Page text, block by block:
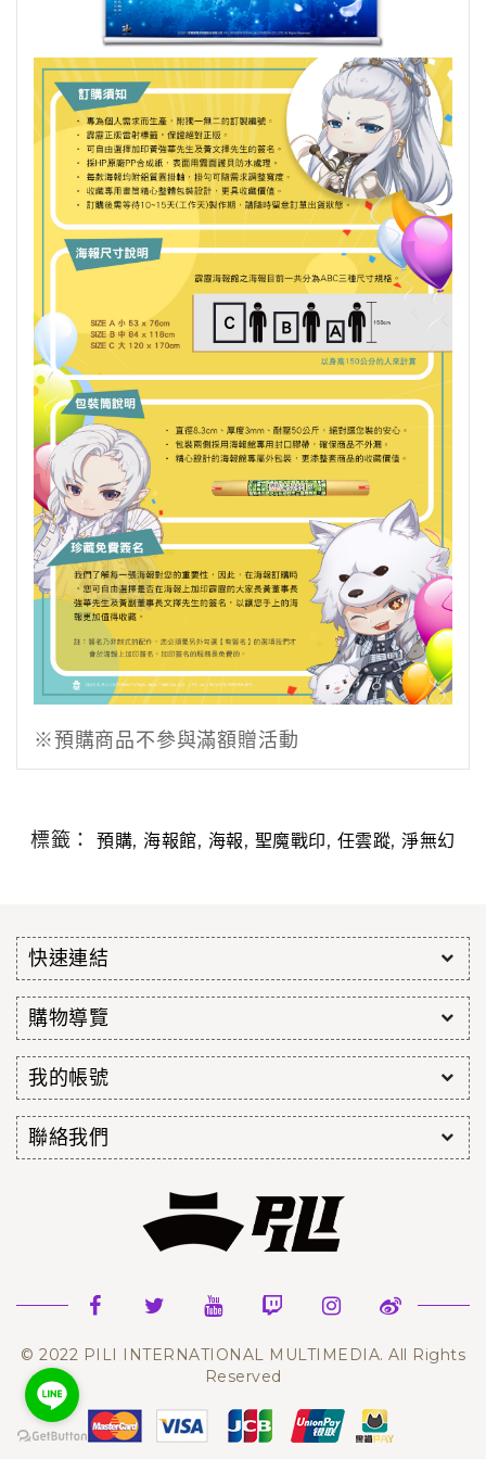
※預購商品不參與滿額贈活動
標籤：預購, 海報館, 海報, 聖魔戰印, 任雲蹤,淨無幻
快速連結
購物導覽
我的帳號
聯絡我們
© 2022 PILI INTERNATIONAL MULTIMEDIA. All Rights
Reserved